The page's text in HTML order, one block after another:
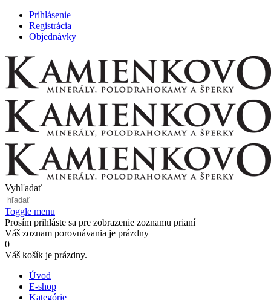
Prihlásenie
Registrácia
Objednávky
Vyhľadať
Toggle menu
Prosím prihláste sa pre zobrazenie zoznamu prianí
Váš zoznam porovnávania je prázdny
0
Váš košík je prázdny.
Úvod
E-shop
Kategórie